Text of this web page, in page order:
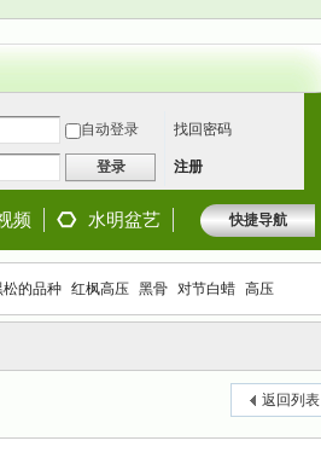
自动登录 找回密码
登录 注册
快捷导航
频 水明盆艺
松的品种 红枫高压 黑骨 对节白蜡 高压
返回列表